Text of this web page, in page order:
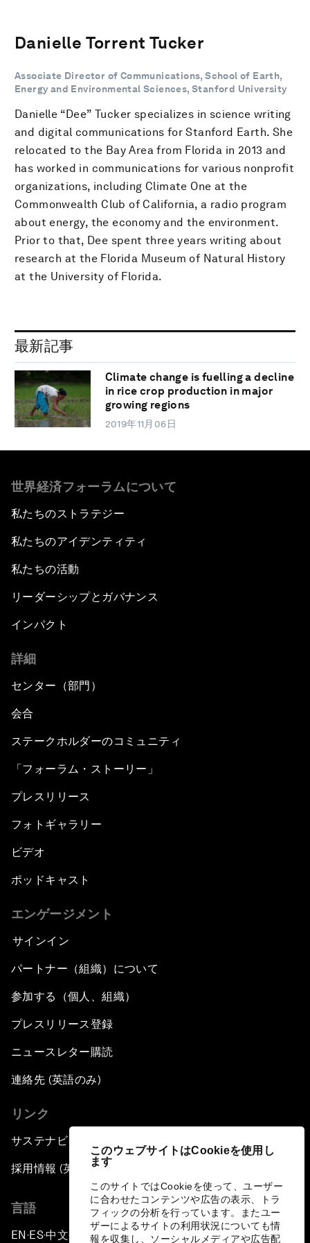
このウェブサイトはCookieを使用し
ます
このサイトではCookieを使って、ユーザー
に合わせたコンテンツや広告の表示、トラ
フィックの分析を行っています。またユー
ザーによるサイトの利用状況についても情
報を収集し、ソーシャルメディアや広告配
Danielle Torrent Tucker
Associate Director of Communications, School of Earth,
Energy and Environmental Sciences, Stanford University
Danielle “Dee” Tucker specializes in science writing
and digital communications for Stanford Earth. She
relocated to the Bay Area from Florida in 2013 and
has worked in communications for various nonprofit
organizations, including Climate One at the
Commonwealth Club of California, a radio program
about energy, the economy and the environment.
Prior to that, Dee spent three years writing about
research at the Florida Museum of Natural History
at the University of Florida.
最新記事
Climate change is fuelling a decline
in rice crop production in major
growing regions
2019年11月06日
世界経済フォーラムについて
私たちのストラテジー
私たちのアイデンティティ
私たちの活動
リーダーシップとガバナンス
インパクト
詳細
センター（部門）
会合
ステークホルダーのコミュニティ
「フォーラム・ストーリー」
プレスリリース
フォトギャラリー
ビデオ
ポッドキャスト
エンゲージメント
サインイン
パートナー（組織）について
参加する（個人、組織）
プレスリリース登録
ニュースレター購読
連絡先 (英語のみ)
リンク
サステナビリティへの取り組み
採用情報 (英語のみ)
言語
EN ▪ ES▪中文▪ 日本語